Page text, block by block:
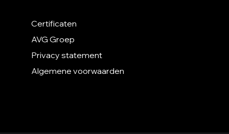
Certificaten
AVG Groep
Privacy statement
Algemene voorwaarden